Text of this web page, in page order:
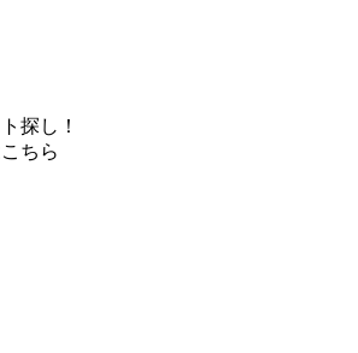
探し！
ちら